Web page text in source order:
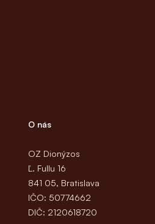
O nás
OZ Dionýzos
Ľ. Fullu 16
841 05, Bratislava
IČO: 50774662
DIČ: 2120618720